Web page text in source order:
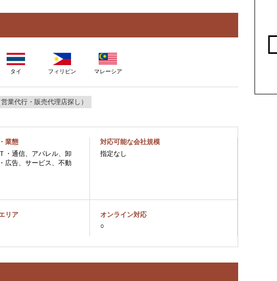
タイ フィリピン マレーシア
業代行・販売代理店探し）
業態
・通信、アパレル、卸
広告、サービス、不動
対応可能な会社規模
指定なし
リア
オンライン対応
○